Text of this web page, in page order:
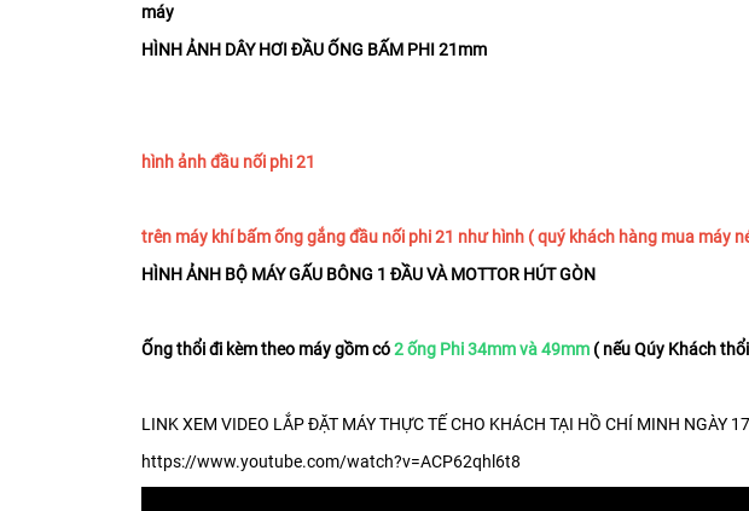
máy
HÌNH ẢNH DÂY HƠI ĐẦU ỐNG BẤM PHI 21mm
hình ảnh đầu nối phi 21
trên máy khí bấm ống gắng đầu nối phi 21 như hình ( quý khách hàng mua máy
HÌNH ẢNH BỘ MÁY GẤU BÔNG 1 ĐẦU VÀ MOTTOR HÚT GÒN
Ống thổi đi kèm theo máy gồm có2 ống Phi 34mm và 49mm ( nếu Qúy Khách
LINK XEM VIDEO LẮP ĐẶT MÁY THỰC TẾ CHO KHÁCH TẠI HỒ CHÍ MINH NGÀY
https://www.youtube.com/watch?v=ACP62qhl6t8